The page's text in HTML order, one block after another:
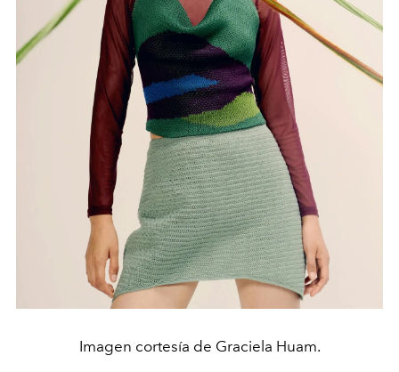
Imagen cortesía de Graciela Huam.